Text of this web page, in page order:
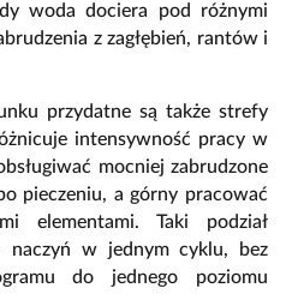
woda dociera pod różnymi
z zagłębień, rantów i
przydatne są także strefy
intensywność pracy w
mocniej zabrudzone
pieczeniu, a górny pracować
elementami. Taki podział
naczyń w jednym cyklu, bez
do jednego poziomu